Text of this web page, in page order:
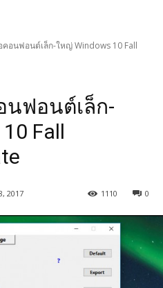
อนฟอนต์เล็ก-ใหญ่ Windows 10 Fall
ฟอนต์เล็ก-
Fall
2017 0
1110